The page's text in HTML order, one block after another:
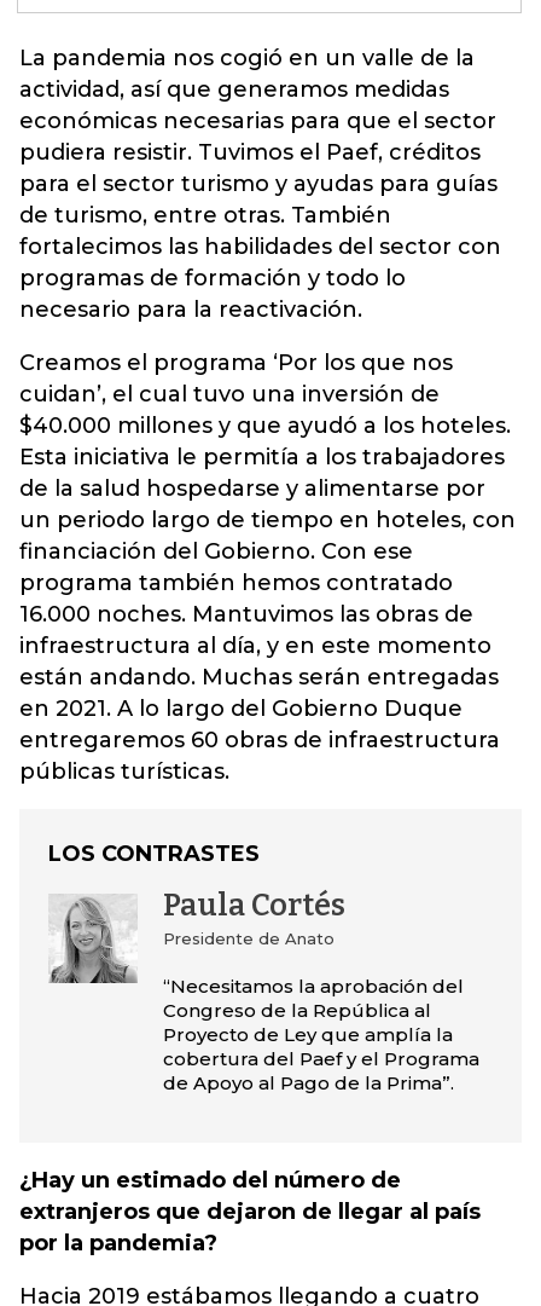
La pandemia nos cogió en un valle de la
actividad, así que generamos medidas
económicas necesarias para que el sector
pudiera resistir. Tuvimos el Paef, créditos
para el sector turismo y ayudas para guías
de turismo, entre otras. También
fortalecimos las habilidades del sector con
programas de formación y todo lo
necesario para la reactivación.
Creamos el programa ‘Por los que nos
cuidan’, el cual tuvo una inversión de
$40.000 millones y que ayudó a los hoteles.
Esta iniciativa le permitía a los trabajadores
de la salud hospedarse y alimentarse por
un periodo largo de tiempo en hoteles, con
financiación del Gobierno. Con ese
programa también hemos contratado
16.000 noches. Mantuvimos las obras de
infraestructura al día, y en este momento
están andando. Muchas serán entregadas
en 2021. A lo largo del Gobierno Duque
entregaremos 60 obras de infraestructura
públicas turísticas.
LOS CONTRASTES
Paula Cortés
Presidente de Anato
“Necesitamos la aprobación del
Congreso de la República al
Proyecto de Ley que amplía la
cobertura del Paef y el Programa
de Apoyo al Pago de la Prima”.
¿Hay un estimado del número de
extranjeros que dejaron de llegar al país
por la pandemia?
Hacia 2019 estábamos llegando a cuatro